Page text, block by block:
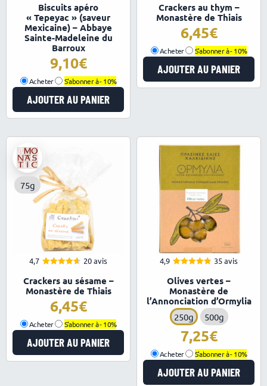
sur 5
Biscuits apéro
« Tepeyac » (saveur
Mexicaine) – Abbaye
Sainte-Madeleine du
Barroux
9,10
Acheter S'abonner à -10%
AJOUTER AU PANIER
sur 5
Crackers au thym –
Monastère de Thiais
6,45
Acheter S'abonner à -10%
AJOUTER AU PANIER
75g
4,7
sur 5
20 avis
Crackers au sésame –
Monastère de Thiais
6,45
Acheter S'abonner à -10%
AJOUTER AU PANIER
4,9
sur 5
35 avis
Olives vertes –
Monastère de
l’Annonciation d’Ormylia
250g 500g
7,25
Acheter S'abonner à -10%
AJOUTER AU PANIER